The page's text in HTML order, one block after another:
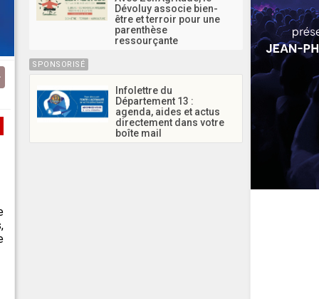
Dévoluy associe bien-
être et terroir pour une
parenthèse
ressourçante
SPONSORISÉ
Infolettre du
Département 13 :
agenda, aides et actus
directement dans votre
boîte mail